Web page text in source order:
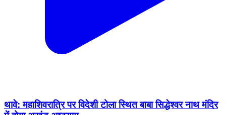
थावे: महाशिवरात्रि पर विदेशी टोला स्थित बाबा सिद्धेश्वर नाथ मंदिर
में होगा अखंड अष्टयाम